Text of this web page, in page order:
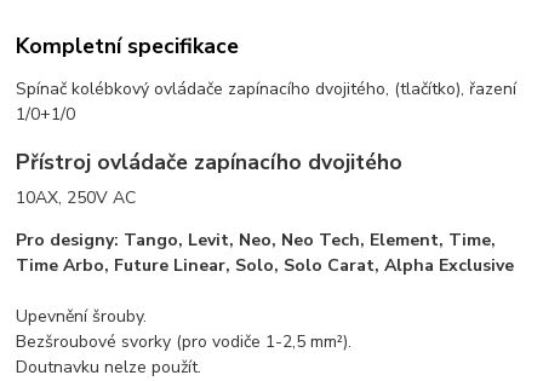
Kompletní specifikace
Spínač kolébkový ovládače zapínacího dvojitého, (tlačítko), řazení
1/0+1/0
Přístroj ovládače zapínacího dvojitého
10AX, 250V AC
Pro designy: Tango, Levit, Neo, Neo Tech, Element, Time,
Time Arbo, Future Linear, Solo, Solo Carat, Alpha Exclusive
Upevnění šrouby.
Bezšroubové svorky (pro vodiče 1-2,5 mm²).
Doutnavku nelze použít.